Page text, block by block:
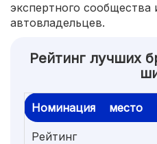
экспертного
автовладельцев.
Рейтинг лучших
Номинация место
Рейтинг